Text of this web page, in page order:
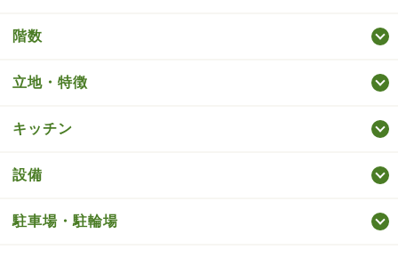
階数
立地・特徴
キッチン
設備
駐車場・駐輪場